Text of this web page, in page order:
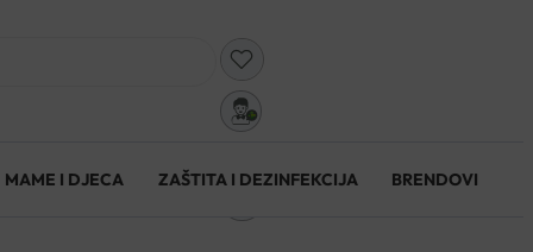
MAME I DJECA ZAŠTITA I DEZINFEKCIJA BRENDOVI